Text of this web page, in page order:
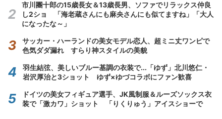
市川團十郎の15歳長女＆13歳長男、ソファでリラックス仲良
し2ショ 「海老蔵さんにも麻央さんにも似てますね」「大人
になったな～」
サッカー・ハーランドの美女モデル恋人、超ミニ丈ワンピで
色気ダダ漏れ すらり神スタイルの美貌
羽生結弦、美しいブルー基調の衣装で...「ゆず」北川悠仁・
岩沢厚治と3ショット ゆず×ゆづコラボにファン歓喜
ドイツの美女フィギュア選手、JK風制服＆ルーズソックス衣
装で「激カワ」ショット 「りくりゅう」アイスショーで